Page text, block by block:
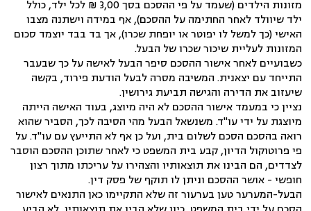
מזונות הילדים (שעמד על פי ההסכם בסך 3,00 ₪ לכל ילד, כולל
ילד שיוולד לאחר החתימה על ההסכם), אף במידה וישתנה מצבו
האישי (כך למשל לו יפוטר או יופחת שכרו), אך בד בבד יוצמד סכום
המזונות לעליית שיכור שכרו של הבעל.
כשבועיים לאחר אישור ההסכם סיפר הבעל לאישה על כך שבעבר
התייחד עם יצאנית. המשיבה מסרה לבעל הודעת פירוד, בקשה
שיעזוב את הדירה והגישה תביעת גירושין.
נציין כי במעמד אישור ההסכם לא היה מיוצג, בעוד האישה הייתה
מיוצגת על ידי עו"ד. משנשאל הבעל מהי הסיבה לכך, הסביר שהוא
רואה בהסכם הסכם לשלום בית, ועל כן אף לא התייעץ עם עו"ד. על
פי פרוטוקול הדיון, קבע בית המשפט כי לאחר שתוכן ההסכם הוסבר
לצדדים, הם הבינו את תוצאותיו והצהירו על עריכתו מתוך רצון
חופשי - אושר ההסכם וניתן לו תוקף של פסק דין.
הבעל-המערער טען בערעור זה שלא התקיימו כאן התנאים לאישור